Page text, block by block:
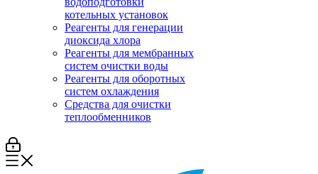
котельных установок
Реагенты для генерации
диоксида хлора
Реагенты для мембранных
систем очистки воды
Реагенты для оборотных
систем охлаждения
Средства для очистки
теплообменников